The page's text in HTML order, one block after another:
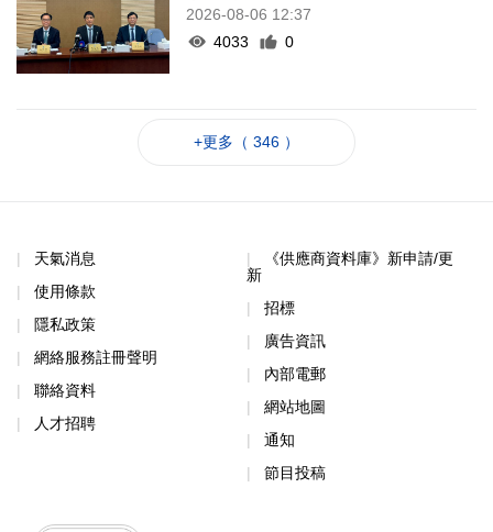
2026-08-06 12:37
4033
0
+更多（ 346 ）
天氣消息
使用條款
隱私政策
網絡服務註冊聲明
聯絡資料
人才招聘
《供應商資料庫》新申請/更
新
招標
廣告資訊
內部電郵
網站地圖
通知
節目投稿